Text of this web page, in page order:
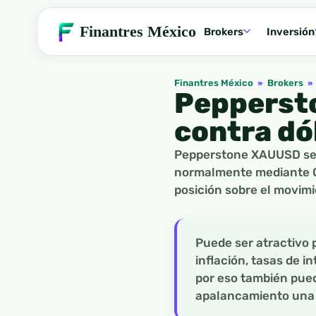
Finantres México Brokers Inversión
Finantres México » Brokers »
contra
Pepperstone XAUUSD
normalmente mediante
posición sobre el
Puede ser atractivo
inflación, tasas de
por eso también
apalancamiento